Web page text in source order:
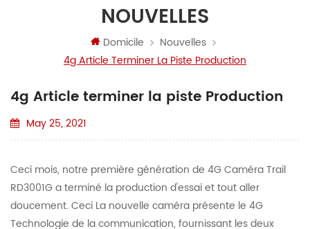
NOUVELLES
Domicile
Nouvelles
4g Article Terminer La Piste Production
4g Article terminer la piste Production
May 25, 2021
Ceci mois, notre première génération de 4G Caméra Trail
RD3001G a terminé la production d'essai et tout aller
doucement. Ceci La nouvelle caméra présente le 4G
Technologie de la communication, fournissant les deux